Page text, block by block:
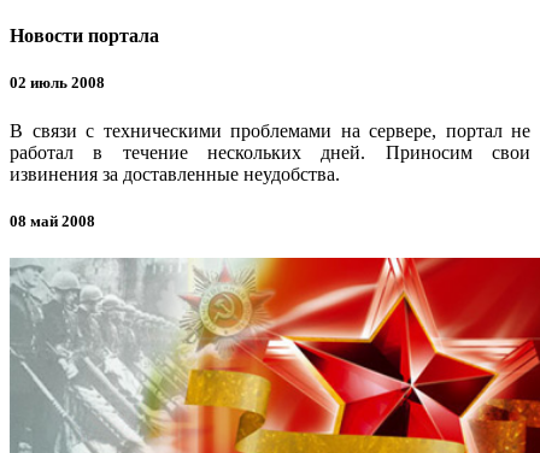
Новости портала
02 июль 2008
В связи с техническими проблемами на сервере, портал не
работал в течение нескольких дней. Приносим свои
извинения за доставленные неудобства.
08 май 2008